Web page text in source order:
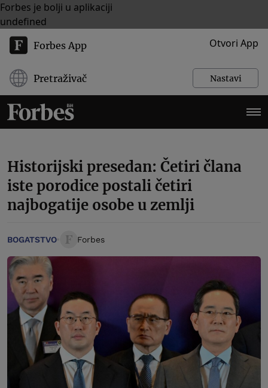
Forbes je bolji u aplikaciji
undefined
Forbes App Otvori App
Pretraživač Nastavi
Historijski presedan: Četiri člana
iste porodice postali četiri
najbogatije osobe u zemlji
BOGATSTVO Forbes